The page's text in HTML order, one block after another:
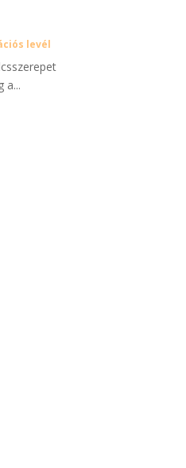
levél
a...